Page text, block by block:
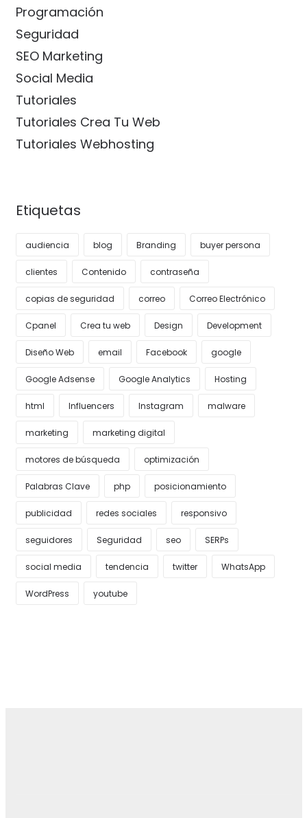
Programación
Seguridad
SEO Marketing
Social Media
Tutoriales
Tutoriales Crea Tu Web
Tutoriales Webhosting
Etiquetas
audiencia blog Branding buyer persona
clientes Contenido contraseña
copias de seguridad correo Correo Electrónico
Cpanel Crea tu web Design Development
Diseño Web email Facebook google
Google Adsense Google Analytics Hosting
html Influencers Instagram malware
marketing marketing digital
motores de búsqueda optimización
Palabras Clave php posicionamiento
publicidad redes sociales responsivo
seguidores Seguridad seo SERPs
social media tendencia twitter WhatsApp
WordPress youtube